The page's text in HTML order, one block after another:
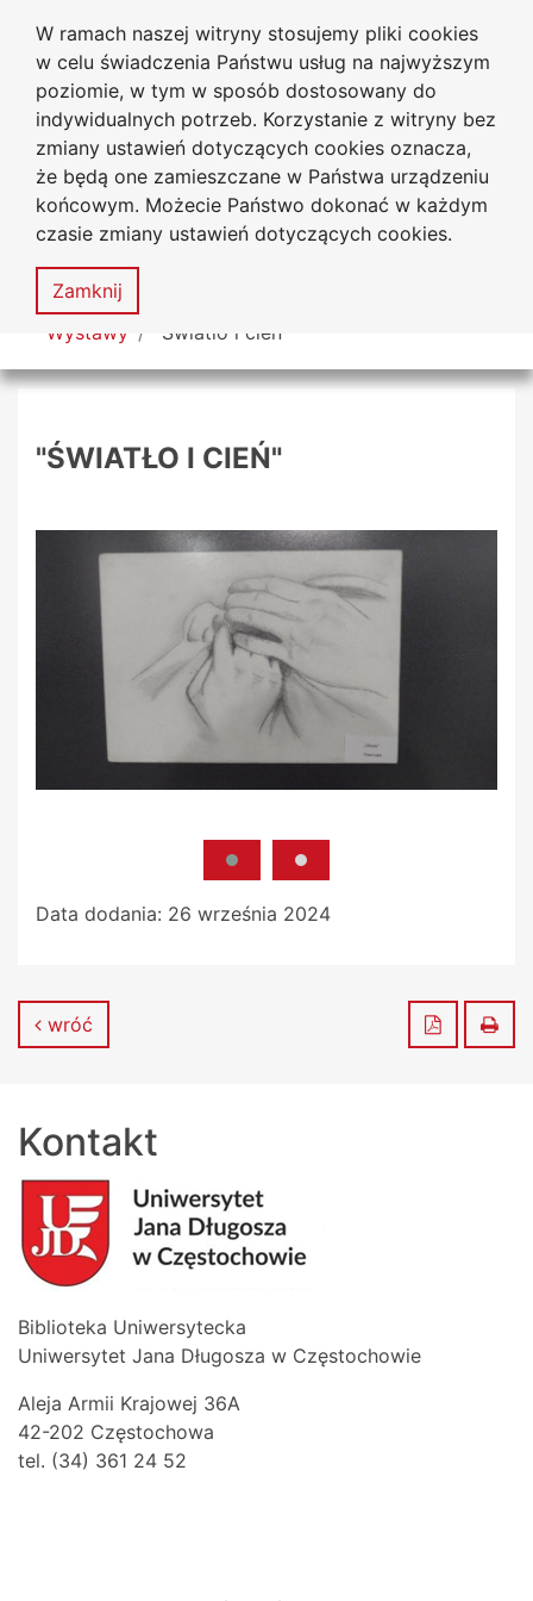
W ramach naszej witryny stosujemy pliki cookies
w celu świadczenia Państwu usług na najwyższym
poziomie, w tym w sposób dostosowany do
indywidualnych potrzeb. Korzystanie z witryny bez
zmiany ustawień dotyczących cookies oznacza,
że będą one zamieszczane w Państwa urządzeniu
końcowym. Możecie Państwo dokonać w każdym
czasie zmiany ustawień dotyczących cookies.
Zamknij
Przejdź do głównego menu
Przejdź do treści
Przejdź do wyszukiwarki
Przejdź do mapy serwisu
Biblioteka Uniwersytecka
Uniwersytetu Jana Długosza
w Częstochowie
Deklaracja
dostępności
Mapa
serwisu
MENU
Tutaj jesteś
Wystawy "Światło i cień"
"ŚWIATŁO I CIEŃ"
Data dodania: 26 września 2024
wróć Zapisz do
Kontakt
Biblioteka Uniwersytecka
Uniwersytet Jana Długosza w Częstochowie
Aleja Armii Krajowej 36A
42-202 Częstochowa
tel. (34) 361 24 52